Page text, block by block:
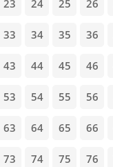
23 24 25 26
33 34 35 36
43 44 45 46
53 54 55 56
63 64 65 66
73 74 75 76